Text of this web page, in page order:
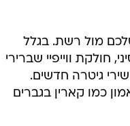
מול רשת. בגלל
חולקת ווייפיי שברירי
גיטרה חדשים.
כמו קארין בגברים